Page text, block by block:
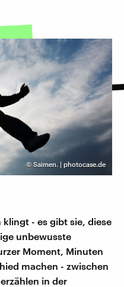
© Saimen. | photocase.de
- es gibt sie, diese
unbewusste
Moment, Minuten
machen - zwischen
in der